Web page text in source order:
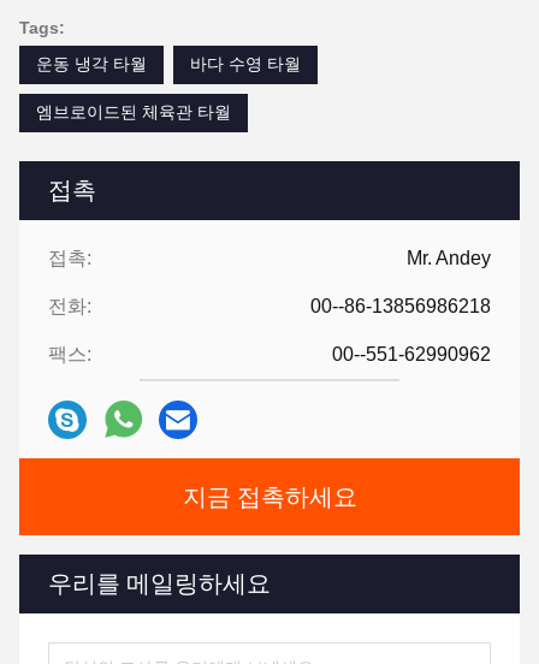
접촉
접촉: Mr. Andey
전화: 00--86-13856986218
팩스: 00--551-62990962
지금 접촉하세요
우리를 메일링하세요
Tags:
운동 냉각 타월
바다 수영 타월
엠브로이드된 체육관 타월